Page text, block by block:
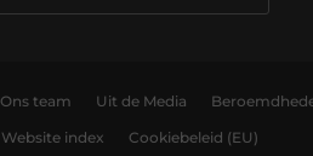
Ons team Uit de Media
Website index Cookiebeleid (EU)